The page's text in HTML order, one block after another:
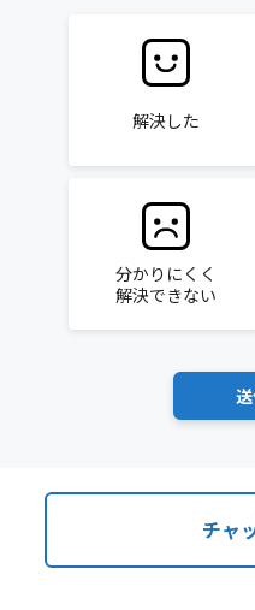
解決した
分かりにくく
解決できない
チャ